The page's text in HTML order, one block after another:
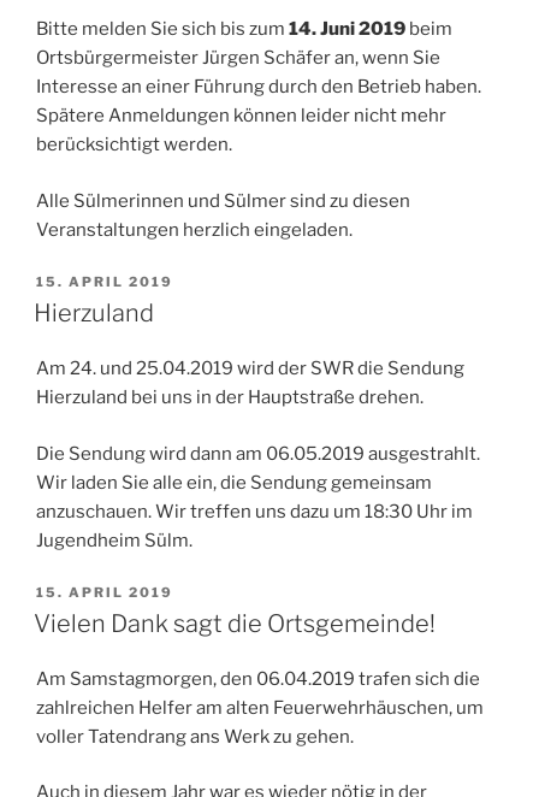
Bitte melden Sie sich bis zum 14. Juni 2019 beim
Ortsbürgermeister Jürgen Schäfer an, wenn Sie
Interesse an einer Führung durch den Betrieb haben.
Spätere Anmeldungen können leider nicht mehr
berücksichtigt werden.
Alle Sülmerinnen und Sülmer sind zu diesen
Veranstaltungen herzlich eingeladen.
VERÖFFENTLICHT
AM
15. APRIL 2019
Hierzuland
Am 24. und 25.04.2019 wird der SWR die Sendung
Hierzuland bei uns in der Hauptstraße drehen.
Die Sendung wird dann am 06.05.2019 ausgestrahlt.
Wir laden Sie alle ein, die Sendung gemeinsam
anzuschauen. Wir treffen uns dazu um 18:30 Uhr im
Jugendheim Sülm.
VERÖFFENTLICHT
AM
15. APRIL 2019
Vielen Dank sagt die Ortsgemeinde!
Am Samstagmorgen, den 06.04.2019 trafen sich die
zahlreichen Helfer am alten Feuerwehrhäuschen, um
voller Tatendrang ans Werk zu gehen.
Auch in diesem Jahr war es wieder nötig in der